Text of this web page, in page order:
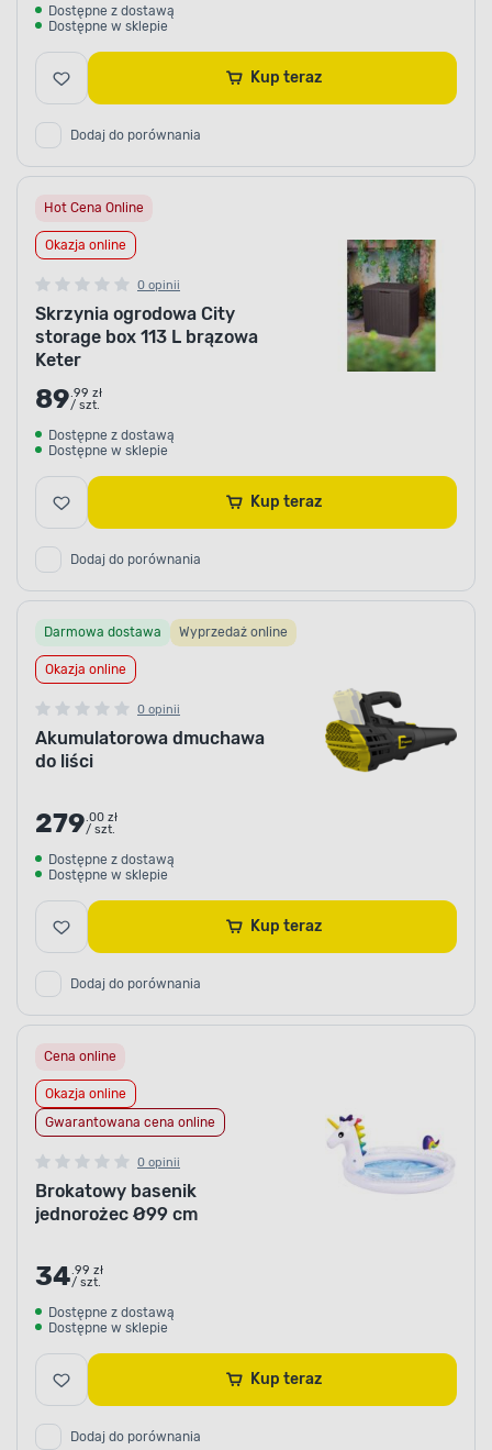
Dostępne z dostawą
Dostępne w sklepie
Kup teraz
Dodaj do porównania
Hot Cena Online
Okazja online
0 opinii
Skrzynia ogrodowa City
storage box 113 L brązowa
Keter
89.99 zł
/ szt.
Dostępne z dostawą
Dostępne w sklepie
Kup teraz
Dodaj do porównania
Darmowa dostawa Wyprzedaż online
Okazja online
0 opinii
Akumulatorowa dmuchawa
do liści
279.00 zł
/ szt.
Dostępne z dostawą
Dostępne w sklepie
Kup teraz
Dodaj do porównania
Cena online
Okazja online
Gwarantowana cena online
0 opinii
Brokatowy basenik
jednorożec Ø99 cm
34.99 zł
/ szt.
Dostępne z dostawą
Dostępne w sklepie
Kup teraz
Dodaj do porównania